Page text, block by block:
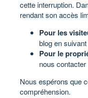
cette interruption.
rendant son accès
Pour les
blog en suivant
Pour le
nous
Nous espérons que
compréhension.